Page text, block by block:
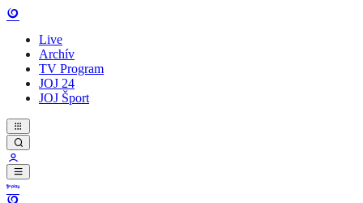
Live
Archív
TV Program
JOJ 24
JOJ Šport